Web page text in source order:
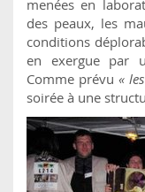
menées en
des peaux, les
conditions
en exergue par
Comme prévu «
soirée à une